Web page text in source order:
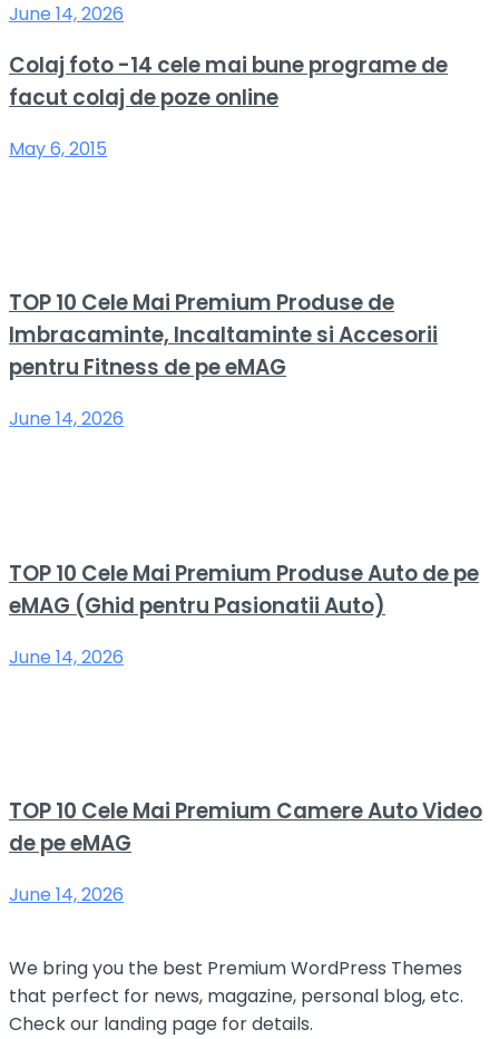
June 14, 2026
Colaj foto -14 cele mai bune programe de
facut colaj de poze online
May 6, 2015
TOP 10 Cele Mai Premium Produse de
Imbracaminte, Incaltaminte si Accesorii
pentru Fitness de pe eMAG
June 14, 2026
TOP 10 Cele Mai Premium Produse Auto de pe
eMAG (Ghid pentru Pasionatii Auto)
June 14, 2026
TOP 10 Cele Mai Premium Camere Auto Video
de pe eMAG
June 14, 2026
We bring you the best Premium WordPress Themes
that perfect for news, magazine, personal blog, etc.
Check our landing page for details.